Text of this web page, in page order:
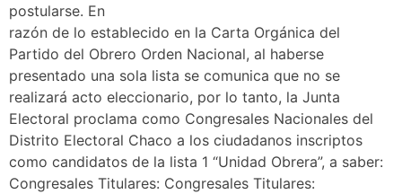
postularse. En
razón de lo establecido en la Carta Orgánica del
Partido del Obrero Orden Nacional, al haberse
presentado una sola lista se comunica que no se
realizará acto eleccionario, por lo tanto, la Junta
Electoral proclama como Congresales Nacionales del
Distrito Electoral Chaco a los ciudadanos inscriptos
como candidatos de la lista 1 “Unidad Obrera”, a saber:
Congresales Titulares: Congresales Titulares: